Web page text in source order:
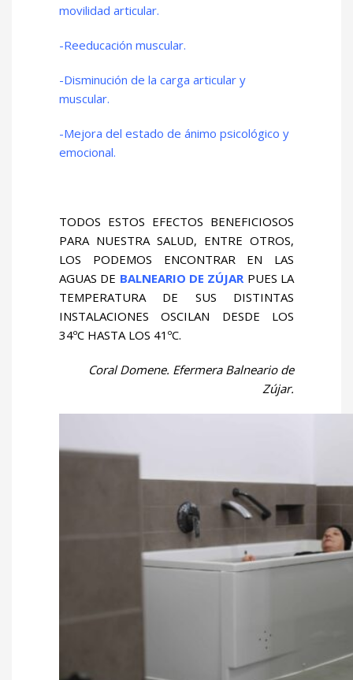
movilidad articular.
-Reeducación muscular.
-Disminución de la carga articular y
muscular.
-Mejora del estado de ánimo psicológico y
emocional.
TODOS ESTOS EFECTOS BENEFICIOSOS
PARA NUESTRA SALUD, ENTRE OTROS,
LOS PODEMOS ENCONTRAR EN LAS
AGUAS DE BALNEARIO DE ZÚJAR PUES LA
TEMPERATURA DE SUS DISTINTAS
INSTALACIONES OSCILAN DESDE LOS
34ºC HASTA LOS 41ºC.
Coral Domene. Efermera Balneario de
Zújar.